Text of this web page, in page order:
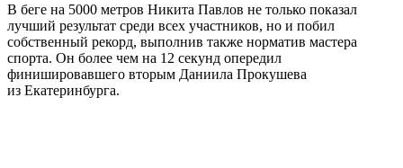
В беге на 5000 метров Никита Павлов не только показал
лучший результат среди всех участников, но и побил
собственный рекорд, выполнив также норматив мастера
спорта. Он более чем на 12 секунд опередил
финишировавшего вторым Даниила Прокушева
из Екатеринбурга.